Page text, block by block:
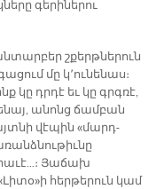
գերիներու
շքերթներուն
մը կ՚ունենաս։
կը դրդէ եւ կը գրգռէ,
անոնց ճամբան
վէպին «մարդ-
Յաճախ
հերթերուն կամ